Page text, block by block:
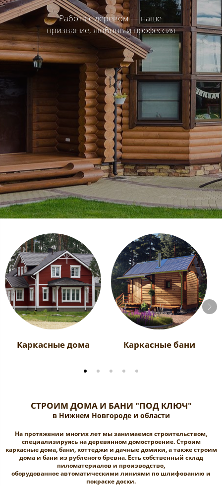
Работа с деревом — наше
призвание, любовь и профессия​
Каркасные дома Каркасные бани
СТРОИМ ДОМА И БАНИ "ПОД КЛЮЧ"
в Нижнем Новгороде и области
На протяжении многих лет мы занимаемся строительством,
специализируясь на деревянном домостроение. Cтроим
каркасные дома, бани, коттеджи и дачные домики, а также строим
дома и бани из рубленого бревна. Есть собственный склад
пиломатериалов и производство,
оборудованное автоматическими линиями по шлифованию и
покраске доски.